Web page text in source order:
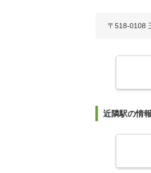
〒518-0108
近隣駅の情